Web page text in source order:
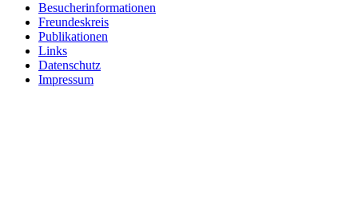
Besucherinformationen
Freundeskreis
Publikationen
Links
Datenschutz
Impressum